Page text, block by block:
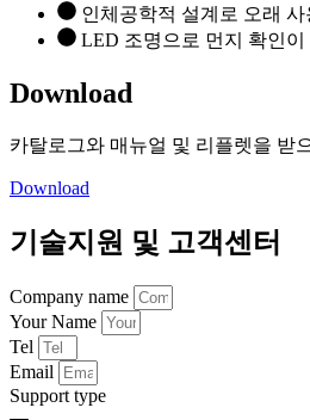
인체공학적 설계로 오래 사
LED 조명으로 먼지 확인이
Download
카탈로그와 매뉴얼 및 리플렛을 받
Download
기술지원 및 고객센터
Company name
Your Name
Tel
Email
Support type